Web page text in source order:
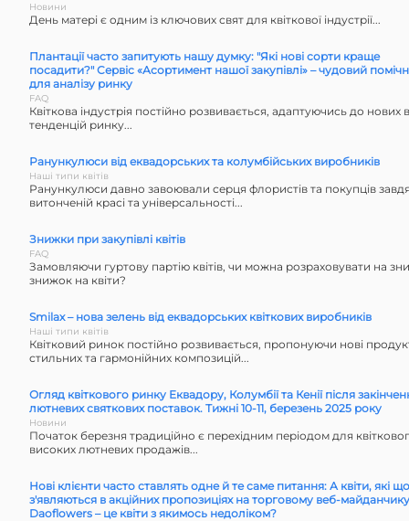
Новини
День матері є одним із ключових свят для квіткової індустрії...
Плантації часто запитують нашу думку: "Які нові сорти краще
посадити?" Сервіс «Асортимент нашої закупівлі» – чудовий
для аналізу ринку
FAQ
Квіткова індустрія постійно розвивається, адаптуючись до нових
тенденцій ринку...
Ранункулюси від еквадорських та колумбійських виробників
Наші типи квітів
Ранункулюси давно завоювали серця флористів та покупців
витонченій красі та універсальності...
Знижки при закупівлі квітів
FAQ
Замовляючи гуртову партію квітів, чи можна розраховувати на
знижок на квіти?
Smilax – нова зелень від еквадорських квіткових виробників
Наші типи квітів
Квітковий ринок постійно розвивається, пропонуючи нові
стильних та гармонійних композицій...
Огляд квіткового ринку Еквадору, Колумбії та Кенії після
лютневих святкових поставок. Тижні 10-11, березень 2025 року
Новини
Початок березня традиційно є перехідним періодом для
високих лютневих продажів...
Нові клієнти часто ставлять одне й те саме питання: А квіти, які
з'являються в акційних пропозиціях на торговому веб-майданчику
Daoflowers – це квіти з якимось недоліком?